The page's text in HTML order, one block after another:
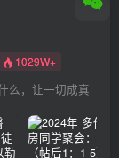
1029W+
么，让一切成真